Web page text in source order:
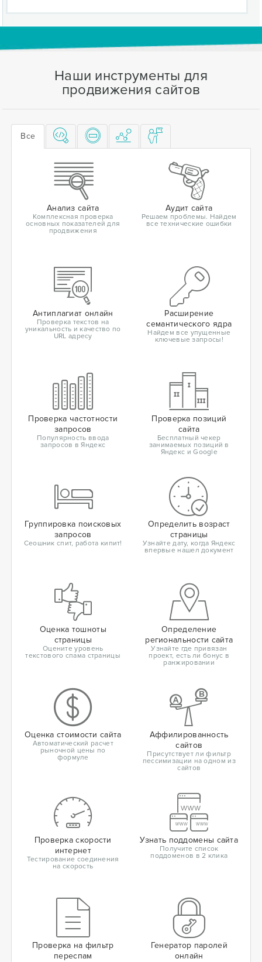
Наши инструменты для
продвижения сайтов
Все
Анализ сайта
Комплексная проверка
основных показателей для
продвижения
Аудит сайта
Решаем проблемы. Найдем
все технические ошибки
Антиплагиат онлайн
Проверка текстов на
уникальность и качество по
URL адресу
Расширение
семантического ядра
Найдем все упущенные
ключевые запросы!
Проверка частотности
запросов
Популярность ввода
запросов в Яндекс
Проверка позиций
сайта
Бесплатный чекер
занимаемых позиций в
Яндекс и Google
Группировка поисковых
запросов
Сеошник спит, работа кипит!
Определить возраст
страницы
Узнайте дату, когда Яндекс
впервые нашел документ
Оценка тошноты
страницы
Оцените уровень
текстового спама страницы
Определение
региональности сайта
Узнайте где привязан
проект, есть ли бонус в
ранжировании
Оценка стоимости сайта
Автоматический расчет
рыночной цены по
формуле
Аффилированность
сайтов
Присутствует ли фильтр
пессимизации на одном из
сайтов
Проверка скорости
интернет
Тестирование соединения
на скорость
Узнать поддомены сайта
Получите список
поддоменов в 2 клика
Проверка на фильтр
переспам
Генератор паролей
онлайн